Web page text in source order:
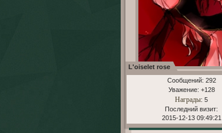
L'oiselet rose
Сообщений: 292
Уважение: +128
Награды: 5
Последний визит:
2015-12-13 09:49:21